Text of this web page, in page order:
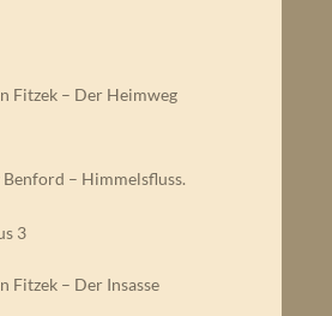
Fitzek – Der Heimweg
– Himmelsfluss.
3
Fitzek – Der Insasse